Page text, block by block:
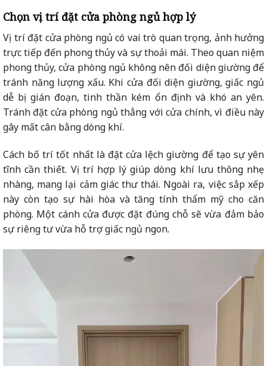
Chọn vị trí đặt cửa phòng ngủ hợp lý
Vị trí đặt cửa phòng ngủ có vai trò quan trọng, ảnh hưởng
trực tiếp đến phong thủy và sự thoải mái. Theo quan niệm
phong thủy, cửa phòng ngủ không nên đối diện giường để
tránh năng lượng xấu. Khi cửa đối diện giường, giấc ngủ
dễ bị gián đoạn, tinh thần kém ổn định và khó an yên.
Tránh đặt cửa phòng ngủ thẳng với cửa chính, vì điều này
gây mất cân bằng dòng khí.
Cách bố trí tốt nhất là đặt cửa lệch giường để tạo sự yên
tĩnh cần thiết. Vị trí hợp lý giúp dòng khí lưu thông nhẹ
nhàng, mang lại cảm giác thư thái. Ngoài ra, việc sắp xếp
này còn tạo sự hài hòa và tăng tính thẩm mỹ cho căn
phòng. Một cánh cửa được đặt đúng chỗ sẽ vừa đảm bảo
sự riêng tư vừa hỗ trợ giấc ngủ ngon.